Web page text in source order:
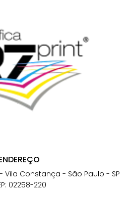
Vila Constança - São Paulo - SP
02258-220